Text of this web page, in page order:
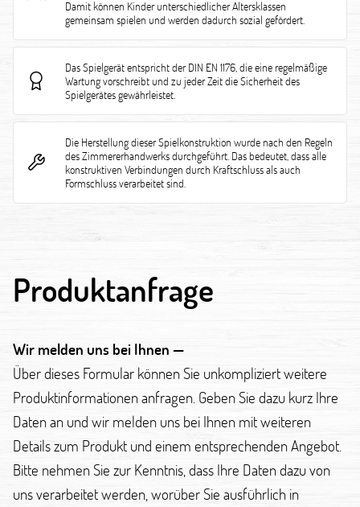
Damit können Kinder unterschiedlicher Altersklassen
gemeinsam spielen und werden dadurch sozial gefördert.
Das Spielgerät entspricht der DIN EN 1176, die eine regelmäßige
Wartung vorschreibt und zu jeder Zeit die Sicherheit des
Spielgerätes gewährleistet.
Die Herstellung dieser Spielkonstruktion wurde nach den Regeln
des Zimmererhandwerks durchgeführt. Das bedeutet, dass alle
konstruktiven Verbindungen durch Kraftschluss als auch
Formschluss verarbeitet sind.
Produktanfrage
Wir melden uns bei Ihnen —
Über dieses Formular können Sie unkompliziert weitere
Produktinformationen anfragen. Geben Sie dazu kurz Ihre
Daten an und wir melden uns bei Ihnen mit weiteren
Details zum Produkt und einem entsprechenden Angebot.
Bitte nehmen Sie zur Kenntnis, dass Ihre Daten dazu von
uns verarbeitet werden, worüber Sie ausführlich in